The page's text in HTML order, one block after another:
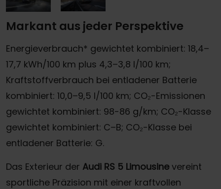
Markant aus jeder Perspektive
Energieverbrauch* gewichtet kombiniert: 18,4–
17,7 kWh/100 km plus 4,3–3,8 l/100 km;
Kraftstoffverbrauch bei entladener Batterie
kombiniert: 10,0–9,5 l/100 km; CO₂-Emissionen
gewichtet kombiniert: 98-86 g/km; CO₂-Klasse
gewichtet kombiniert: C–B; CO₂-Klasse bei
entladener Batterie: G.
Das Exterieur der Audi RS 5 Limousine vereint
sportliche Präzision mit einer kraftvollen